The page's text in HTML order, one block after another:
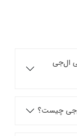
ال‌جی
چیست؟